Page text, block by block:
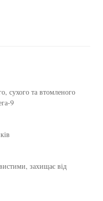
сухого та втомленого
9
захищає від